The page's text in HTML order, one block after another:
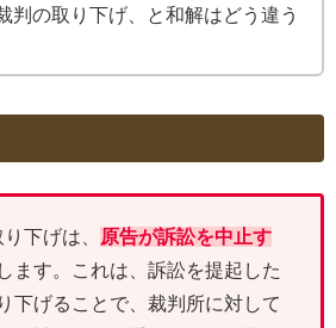
判の取り下げ、と和解はどう違う
下げは、
原告が訴訟を中止す
ます。これは、訴訟を提起した
下げることで、裁判所に対して